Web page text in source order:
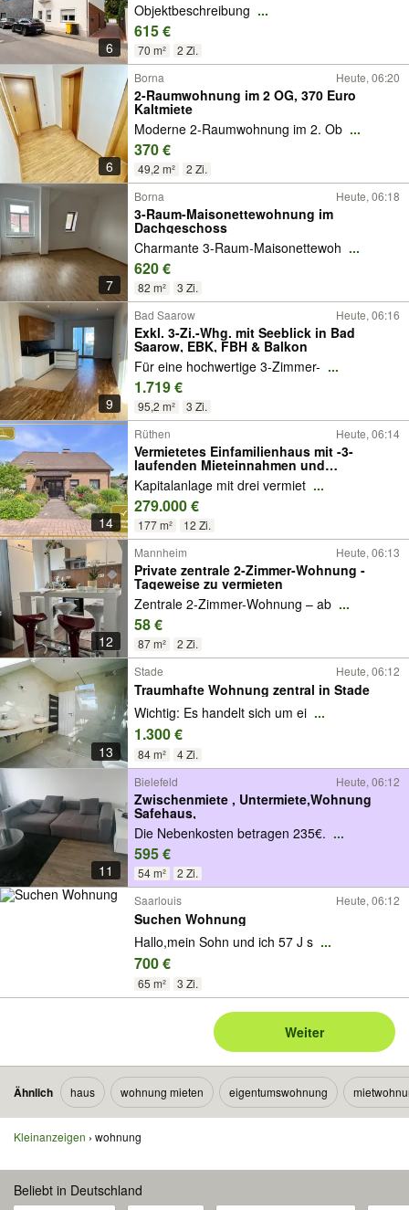
6
Objektbeschreibung ...
615 €
70 m² 2 Zi.
6
Borna Heute, 06:20
2-Raumwohnung im 2 OG, 370 Euro
Kaltmiete
Moderne 2-Raumwohnung im 2. Ob ...
370 €
49,2 m² 2 Zi.
7
Borna Heute, 06:18
3-Raum-Maisonettewohnung im
Dachgeschoss
Charmante 3-Raum-Maisonettewoh ...
620 €
82 m² 3 Zi.
9
Bad Saarow Heute, 06:16
Exkl. 3-Zi.-Whg. mit Seeblick in Bad
Saarow, EBK, FBH & Balkon
Für eine hochwertige 3-Zimmer- ...
1.719 €
95,2 m² 3 Zi.
14
Rüthen Heute, 06:14
Vermietetes Einfamilienhaus mit -3-
laufenden Mieteinnahmen und
Entwicklungspotenzial
Kapitalanlage mit drei vermiet ...
279.000 €
177 m² 12 Zi.
12
Mannheim Heute, 06:13
Private zentrale 2-Zimmer-Wohnung -
Tageweise zu vermieten
Zentrale 2-Zimmer-Wohnung – ab ...
58 €
87 m² 2 Zi.
13
Stade Heute, 06:12
Traumhafte Wohnung zentral in Stade
Wichtig: Es handelt sich um ei ...
1.300 €
84 m² 4 Zi.
11
Bielefeld Heute, 06:12
Zwischenmiete , Untermiete,Wohnung
Safehaus,
Die Nebenkosten betragen 235€. ...
595 €
54 m²
2 Zi.
Saarlouis
Heute, 06:12
Suchen Wohnung
Hallo,mein Sohn und ich 57 J s ...
700 €
65 m² 3 Zi.
Weiter
Ähnlich haus wohnung mieten eigentumswohnung
Kleinanzeigen wohnung
Beliebt in Deutschland